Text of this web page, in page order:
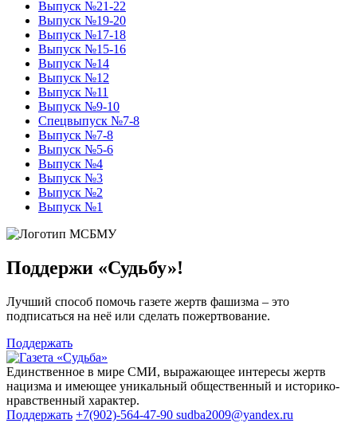
Выпуск №21-22
Выпуск №19-20
Выпуск №17-18
Выпуск №15-16
Выпуск №14
Выпуск №12
Выпуск №11
Выпуск №9-10
Спецвыпуск №7-8
Выпуск №7-8
Выпуск №5-6
Выпуск №4
Выпуск №3
Выпуск №2
Выпуск №1
Поддержи «Судьбу»!
Лучший способ помочь газете жертв фашизма – это
подписаться на неё или сделать пожертвование.
Поддержать
Единственное в мире СМИ, выражающее интересы жертв
нацизма и имеющее уникальный общественный и историко-
нравственный характер.
Поддержать +7(902)-564-47-90 sudba2009@yandex.ru